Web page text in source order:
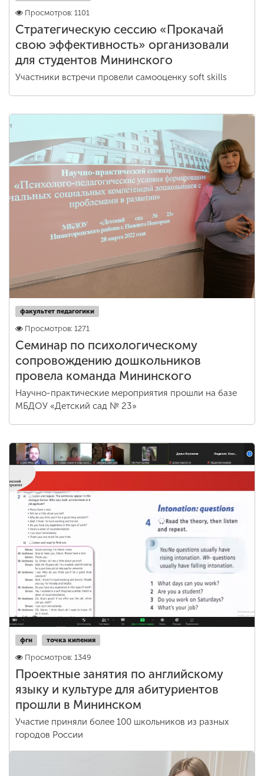
Просмотров: 1101
Стратегическую сессию «Прокачай
свою эффективность» организовали
для студентов Мининского
Участники встречи провели самооценку soft skills
факультет педагогики
Просмотров: 1271
Семинар по психологическому
сопровождению дошкольников
провела команда Мининского
Научно-практические мероприятия прошли на базе
МБДОУ «Детский сад № 23»
фгн точка кипения
Просмотров: 1349
Проектные занятия по английскому
языку и культуре для абитуриентов
прошли в Мининском
Участие приняли более 100 школьников из разных
городов России